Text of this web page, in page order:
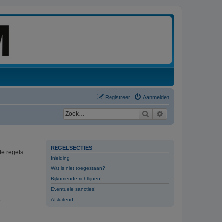
Aanmelden
Registreer
Zoek
REGELSECTIES
Inleiding
Wat is niet toegestaan?
Bijkomende richtlijnen!
Eventuele sancties!
Afsluitend
regels